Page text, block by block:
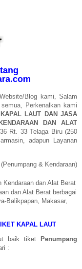
Blog kami, Salam
Perkenalkan kami
LAUT DAN JASA
DAN ALAT
Rt. 33 Telaga Biru (250
adapun Layanan
& Kendaraan)
Kendaraan dan Alat Berat
dan Alat Berat berbagai
Balikpapan, Makasar,
KAPAL LAUT
baik tiket
Penumpang
: